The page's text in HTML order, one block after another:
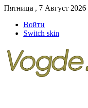
Пятница , 7 Август 2026
Войти
Switch skin